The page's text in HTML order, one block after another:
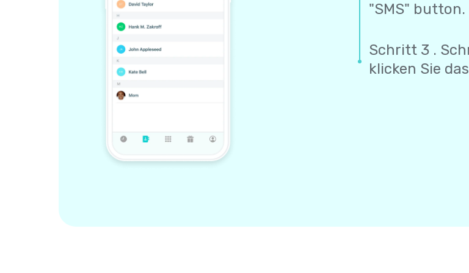
"SMS" button.
Schritt 3 .
klicken Sie